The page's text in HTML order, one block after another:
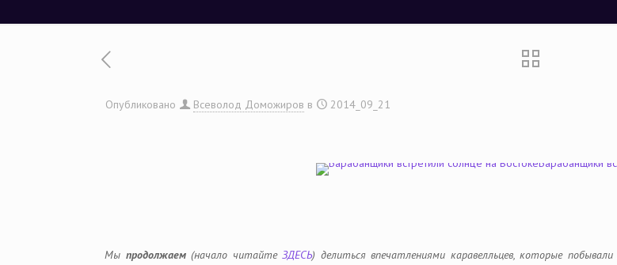
Опубликовано Всеволод Доможиров в 2014_09_21
Мы продолжаем(начало читайтеЗДЕСЬ) делиться впечатлениями каравелльцев, которые